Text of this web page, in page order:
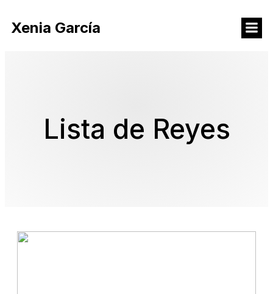
Xenia García
Lista de Reyes